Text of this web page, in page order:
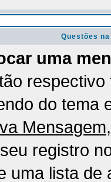
Questões
uma
do tema
Mensagem
registro
uma lista